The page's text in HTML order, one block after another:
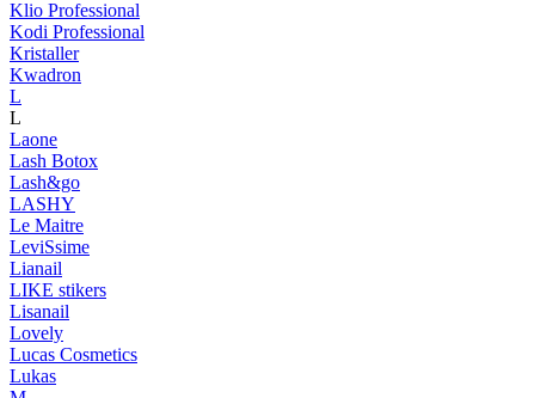
Klio Professional
Kodi Professional
Kristaller
Kwadron
L
L
Laone
Lash Botox
Lash&go
LASHY
Le Maitre
LeviSsime
Lianail
LIKE stikers
Lisanail
Lovely
Lucas Cosmetics
Lukas